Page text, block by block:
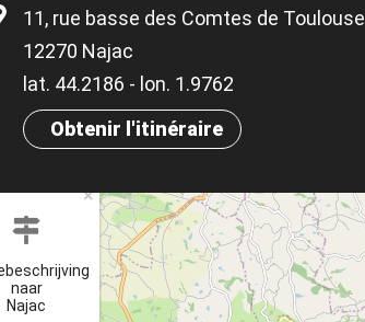
11, rue basse des Comtes de Toulouse
12270 Najac
lat. 44.2186 - lon. 1.9762
Obtenir l'itinéraire
naar
Najac
×